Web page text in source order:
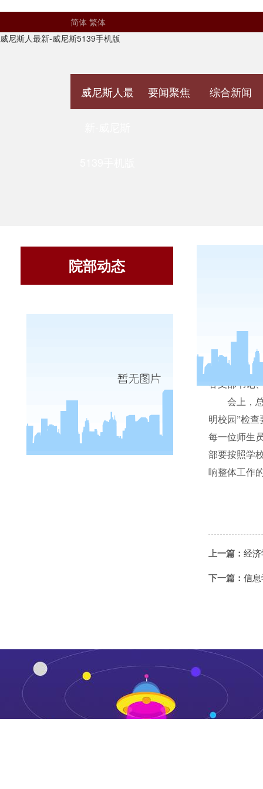
简体 繁体
威尼斯人最新-威尼斯5139手机版
威尼斯人最 要闻聚焦 综合新闻
院部动态
11 26
各支部书记
会上，
明校园”检
每一位师生
部要按照学
响整体工作
上一篇： 经
下一篇： 信